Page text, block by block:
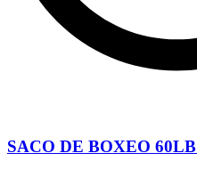
SACO DE BOXEO